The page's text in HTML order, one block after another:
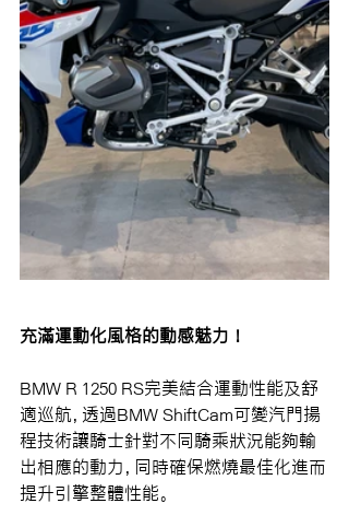
充滿運動化風格的動感魅力 ！
BMW R 1250 RS完美結合運動性能及舒
適巡航 ，透過BMW ShiftCam可變汽門揚
程技術讓騎士針對不同騎乘狀況能夠輸
出相應的動力，同時確保燃燒最佳化進而
提升引擎整體性能。